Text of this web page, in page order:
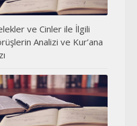
ve Cinler ile İlgili
Analizi ve Kur’ana